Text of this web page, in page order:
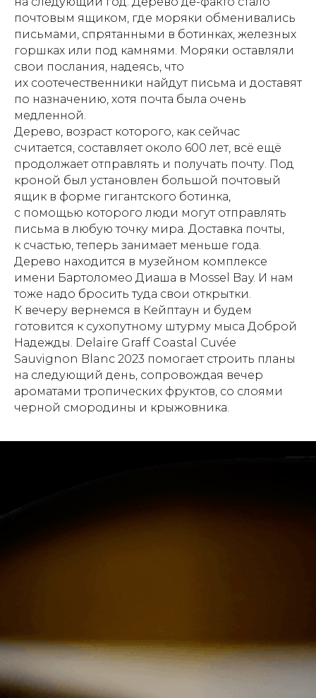
почтовым ящиком, где моряки обменивались
письмами, спрятанными в ботинках, железных
горшках или под камнями. Моряки оставляли
свои послания, надеясь, что
их соотечественники найдут письма и доставят
по назначению, хотя почта была очень
медленной.
Дерево, возраст которого, как сейчас
считается, составляет около 600 лет, всё ещё
продолжает отправлять и получать почту. Под
кроной был установлен большой почтовый
ящик в форме гигантского ботинка,
с помощью которого люди могут отправлять
письма в любую точку мира. Доставка почты,
к счастью, теперь занимает меньше года.
Дерево находится в музейном комплексе
имени Бартоломео Диаша в Mossel Bay. И нам
тоже надо бросить туда свои открытки.
К вечеру вернемся в Кейптаун и будем
готовится к сухопутному штурму мыса Доброй
Надежды. Delaire Graff Coastal Cuvée
Sauvignon Blanc 2023 помогает строить планы
на следующий день, сопровождая вечер
ароматами тропических фруктов, со слоями
черной смородины и крыжовника.